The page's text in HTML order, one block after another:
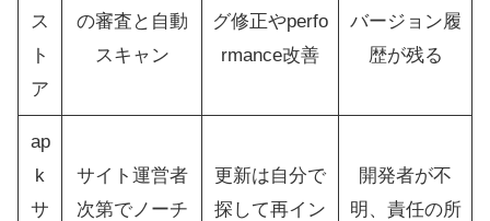
ス
ト
ア
の審査と自動
スキャン
グ修正やperfo
rmance改善
バージョン履
歴が残る
ap
k
サ
サイト運営者
次第でノーチ
更新は自分で
探して再イン
開発者が不
明、責任の所